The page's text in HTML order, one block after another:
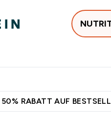
50% RABATT AUF